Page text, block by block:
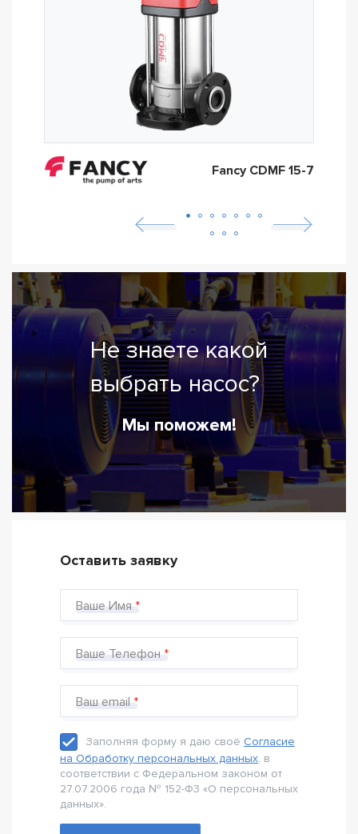
Fancy CDMF 15-7
Не знаете какой
выбрать насос?
Мы поможем!
Оставить заявку
Ваше Имя
Ваше Телефон
Ваш email
Заполняя форму я даю своё Согласие
на Обработку персональных данных, в
соответствии с Федеральном законом от
27.07.2006 года № 152-Ф3 «О персональных
данных».